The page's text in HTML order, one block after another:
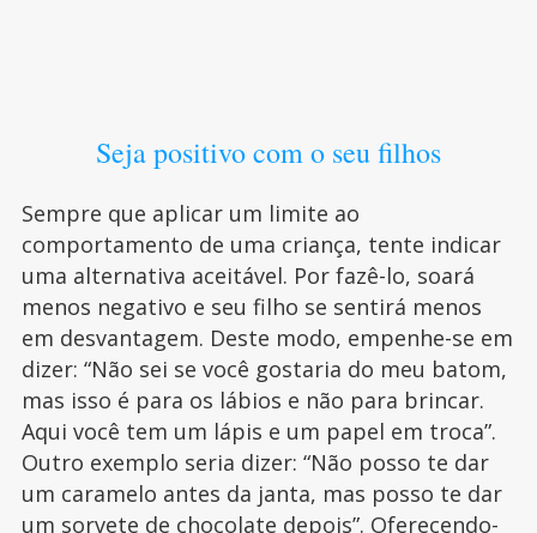
Seja positivo com o seu filhos
Sempre que aplicar um limite ao
comportamento de uma criança, tente indicar
uma alternativa aceitável. Por fazê-lo, soará
menos negativo e seu filho se sentirá menos
em desvantagem. Deste modo, empenhe-se em
dizer: “Não sei se você gostaria do meu batom,
mas isso é para os lábios e não para brincar.
Aqui você tem um lápis e um papel em troca”.
Outro exemplo seria dizer: “Não posso te dar
um caramelo antes da janta, mas posso te dar
um sorvete de chocolate depois”. Oferecendo-